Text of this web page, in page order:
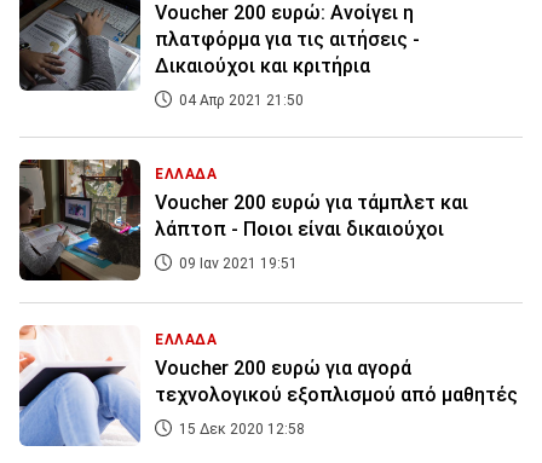
Voucher 200 ευρώ: Ανοίγει η
πλατφόρμα για τις αιτήσεις -
Δικαιούχοι και κριτήρια
04 Απρ 2021 21:50
ΕΛΛΑΔΑ
Voucher 200 ευρώ για τάμπλετ και
λάπτοπ - Ποιοι είναι δικαιούχοι
09 Ιαν 2021 19:51
ΕΛΛΑΔΑ
Voucher 200 ευρώ για αγορά
τεχνολογικού εξοπλισμού από μαθητές
15 Δεκ 2020 12:58